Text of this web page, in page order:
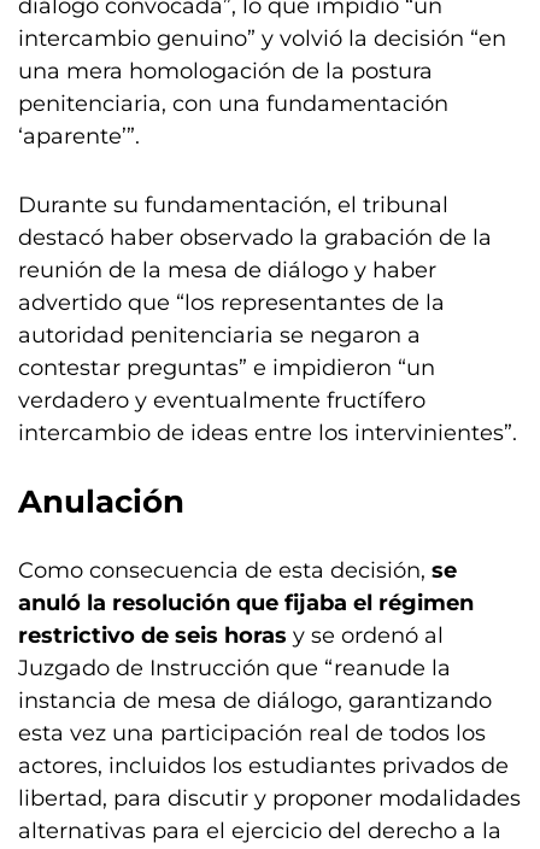
diálogo convocada”, lo que impidió “un
intercambio genuino” y volvió la decisión “en
una mera homologación de la postura
penitenciaria, con una fundamentación
‘aparente’”.
Durante su fundamentación, el tribunal
destacó haber observado la grabación de la
reunión de la mesa de diálogo y haber
advertido que “los representantes de la
autoridad penitenciaria se negaron a
contestar preguntas” e impidieron “un
verdadero y eventualmente fructífero
intercambio de ideas entre los intervinientes”.
Anulación
Como consecuencia de esta decisión, se
anuló la resolución que fijaba el régimen
restrictivo de seis horas y se ordenó al
Juzgado de Instrucción que “reanude la
instancia de mesa de diálogo, garantizando
esta vez una participación real de todos los
actores, incluidos los estudiantes privados de
libertad, para discutir y proponer modalidades
alternativas para el ejercicio del derecho a la